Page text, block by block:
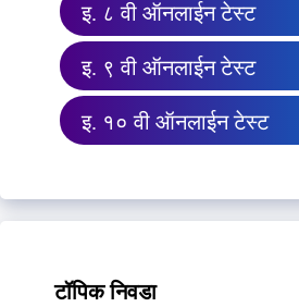
इ. ८ वी ऑनलाईन टेस्ट
इ. ९ वी ऑनलाईन टेस्ट
इ. १० वी ऑनलाईन टेस्ट
टॉपिक निवडा